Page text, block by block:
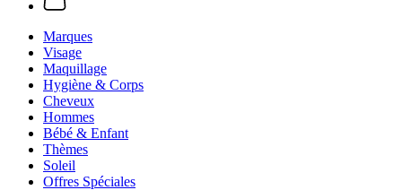
Marques
Visage
Maquillage
Hygiène & Corps
Cheveux
Hommes
Bébé & Enfant
Thèmes
Soleil
Offres Spéciales